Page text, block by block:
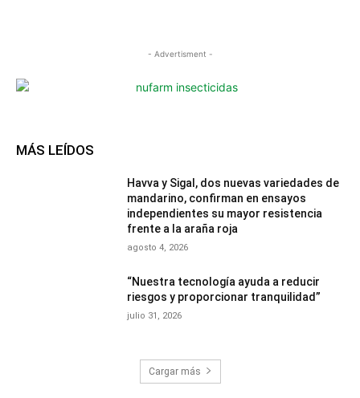
- Advertisment -
MÁS LEÍDOS
Havva y Sigal, dos nuevas variedades de
mandarino, confirman en ensayos
independientes su mayor resistencia
frente a la araña roja
agosto 4, 2026
“Nuestra tecnología ayuda a reducir
riesgos y proporcionar tranquilidad”
julio 31, 2026
Cargar más